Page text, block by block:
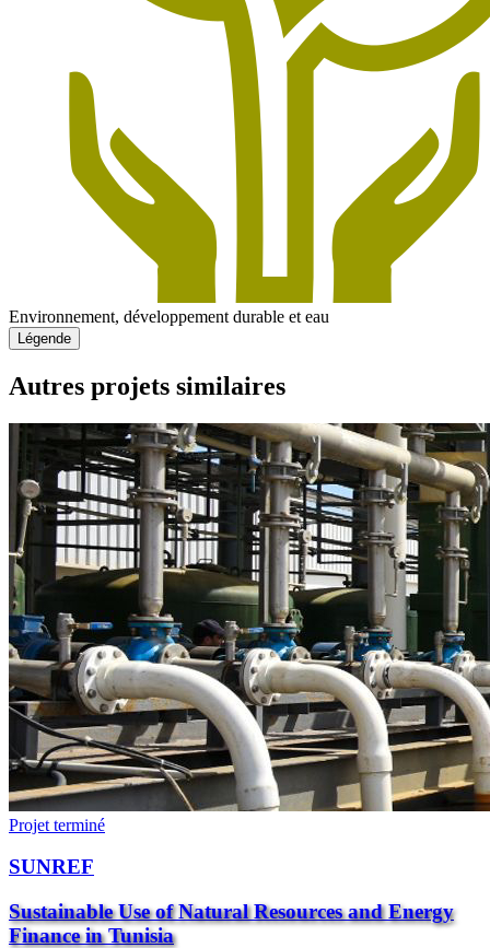
Environnement, développement durable et eau
Légende
Autres projets similaires
Projet terminé
SUNREF
Sustainable Use of Natural Resources and Energy
Finance in Tunisia